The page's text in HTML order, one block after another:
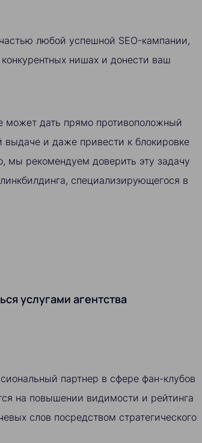
любой успешной SEO-кампании,
нишах и донести ваш
может дать прямо противоположный
выдаче и даже привести к блокировке
мы рекомендуем доверить эту задачу
специализирующегося в
услугами агентства
партнер в сфере фан-клубов
на повышении видимости и рейтинга
слов посредством стратегического